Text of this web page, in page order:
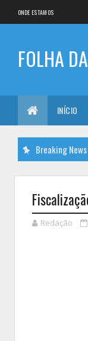
ONDE ESTAMOS
FOLHA
INÍCIO
Breaking News
Redação